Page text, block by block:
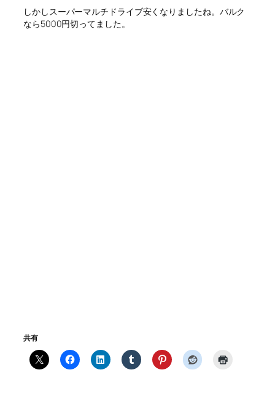
しかしスーパーマルチドライブ安くなりましたね。バルク
なら5000円切ってました。
共有